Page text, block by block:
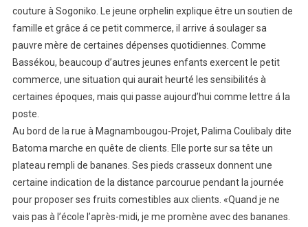
couture à Sogoniko. Le jeune orphelin explique être un soutien de
famille et grâce á ce petit commerce, il arrive á soulager sa
pauvre mère de certaines dépenses quotidiennes. Comme
Bassékou, beaucoup d’autres jeunes enfants exercent le petit
commerce, une situation qui aurait heurté les sensibilités à
certaines époques, mais qui passe aujourd’hui comme lettre á la
poste.
Au bord de la rue à Magnambougou-Projet, Palima Coulibaly dite
Batoma marche en quête de clients. Elle porte sur sa tête un
plateau rempli de bananes. Ses pieds crasseux donnent une
certaine indication de la distance parcourue pendant la journée
pour proposer ses fruits comestibles aux clients. «Quand je ne
vais pas à l’école l’après-midi, je me promène avec des bananes.